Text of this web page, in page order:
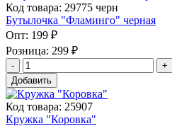
Код товара: 29775 черн
Бутылочка "Фламинго" черная
Опт: 199 ₽
Розница: 299 ₽
Добавить
Код товара: 25907
Кружка "Коровка"